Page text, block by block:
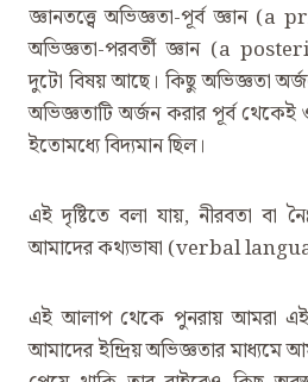
জ্ঞানতত্ত্বে অভিজ্ঞতা-পূর্ব জ্ঞান
অভিজ্ঞতা-পরবর্তী জ্ঞান (a
দুটো বিষয় আছে। কিছু অভিজ্ঞতা
অভিজ্ঞতাটি অর্জন করার পূর্ব
ইতোমধ্যে বিদ্যমান ছিল।
এই দৃষ্টিতে বলা যায়, নীরবতা বা
আমাদের কথ্যভাষা (verbal
এই আলাপ থেকে পুনরায় আমরা
আমাদের ইন্দ্রিয় অভিজ্ঞতার মাধ্যমে